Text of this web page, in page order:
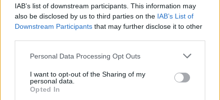
IAB’s list of downstream participants. This information may
also be disclosed by us to third parties on the IAB’s List of
Downstream Participants that may further disclose it to other
Please note that this website/app uses one or more Google
not limited to your visit or usage behaviour. You may click to
grant or deny consent to Google and its third-party tags to
use your data for below specified purposes in below Google
Personal Data Processing Opt Outs
I want to opt-out of the Sharing of my
personal data.
Opted In
Σχόλια
Από τη θεωρία στην πράξη:
Πώς το Novibet Backend
Academy εκπαιδεύει τη νέα
«Δεν είναι ανάγκη
διαφημίζουν τη σχέση
στα social media»,
τη Δέσποινα Βανδή
Βασίλη Μπισμπίκη